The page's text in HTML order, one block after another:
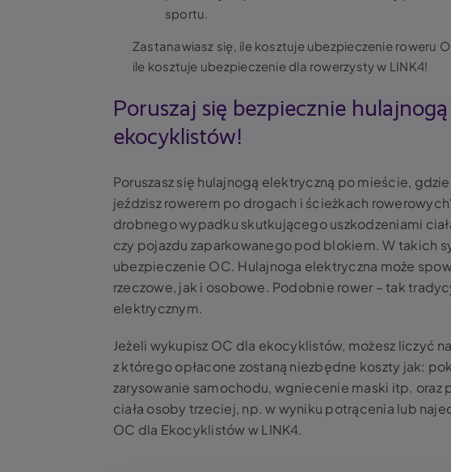
sportu.
Zastanawiasz się, ile kosztuje ubezpieczenie roweru
ile kosztuje ubezpieczenie dla rowerzysty w LINK4!
Poruszaj się bezpiecznie
ekocyklistów!
Poruszasz się hulajnogą elektryczną po mieście,
jeździsz rowerem po drogach i ścieżkach
drobnego wypadku skutkującego uszkodzeniami
czy pojazdu zaparkowanego pod blokiem. W takich
ubezpieczenie OC. Hulajnoga elektryczna może
rzeczowe, jak i osobowe. Podobnie rower – tak
elektrycznym.
Jeżeli wykupisz OC dla ekocyklistów, możesz liczyć
z którego opłacone zostaną niezbędne koszty jak:
zarysowanie samochodu, wgniecenie maski itp.
ciała osoby trzeciej, np. w wyniku potrącenia lub
OC dla Ekocyklistów w LINK4.